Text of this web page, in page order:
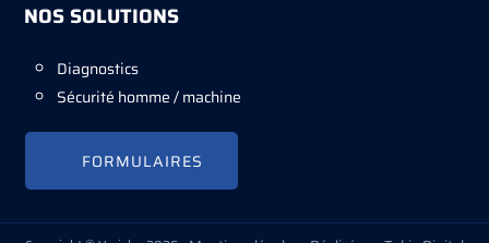
NOS SOLUTIONS
Diagnostics
Sécurité homme / machine
FORMULAIRES